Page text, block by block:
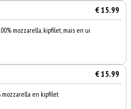
€ 15.99
mozzarella, kipfilet, mais en ui
€ 15.99
mozzarella en kipfilet